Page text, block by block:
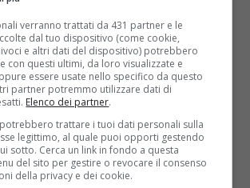
fiori (es. nei cimiteri) con
espansa; di introdurre nei
privati specie
ed insettivore; di
di uccelli
insetti o di anfibi e gechi;
sui balconi e nei
verranno trattati da 431 partner e le
dal tuo dispositivo (come cookie,
e altri dati del dispositivo) potrebbero
con questi ultimi, da loro visualizzate e
essere usate nello specifico da questo
partner potremmo utilizzare dati di
Elenco dei partner.
trattare i tuoi dati personali sulla
legittimo, al quale puoi opporti gestendo
sotto. Cerca un link in fondo a questa
del sito per gestire o revocare il consenso
della privacy e dei cookie.